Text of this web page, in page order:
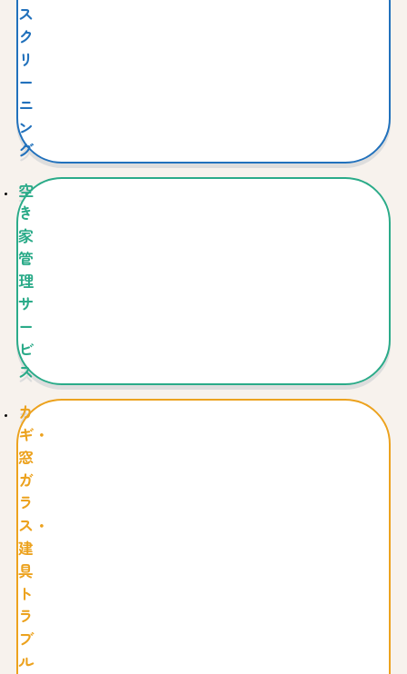
ス
ク
リ
ー
ニ
ン
グ
空
き
家
管
理
サ
ー
ビ
ス
カ
ギ・
窓
ガ
ラ
ス・
建
具
ト
ラ
ブ
ル